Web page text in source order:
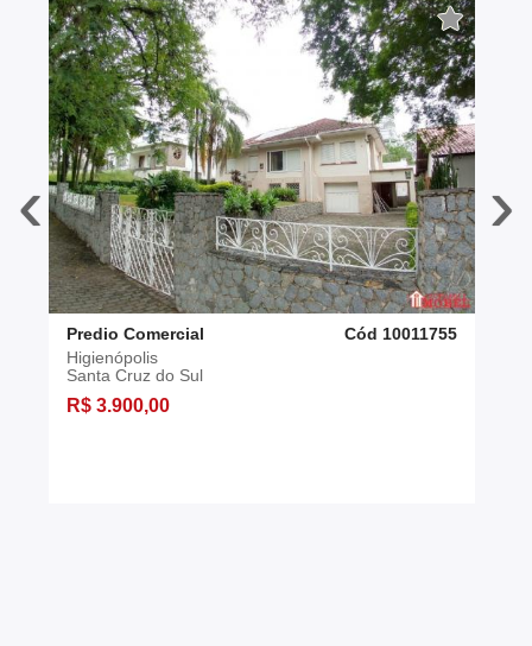
‹
Predio Comercial
Cód 10011755
Higienópolis
Santa Cruz do Sul
R$ 3.900,00
›